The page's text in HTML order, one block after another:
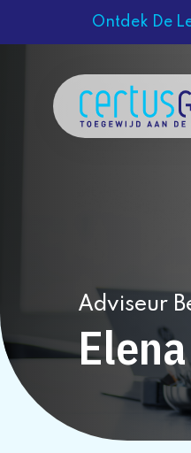
Ontdek De
Adviseur